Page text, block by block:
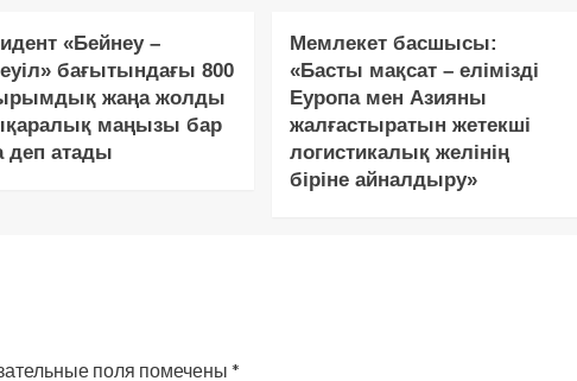
«Бейнеу –
бағытындағы 800
жаңа жолды
маңызы бар
деп атады
Мемлекет басшысы:
«Басты мақсат – елімізді
Еуропа мен Азияны
жалғастыратын жетекші
логистикалық желінің
біріне айналдыру»
поля помечены *